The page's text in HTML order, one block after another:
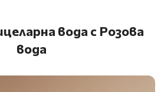
вода с Розова
вода